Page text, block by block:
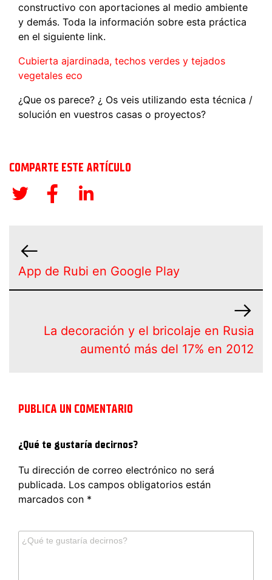
constructivo con aportaciones al medio ambiente
y demás. Toda la información sobre esta práctica
en el siguiente link.
Cubierta ajardinada, techos verdes y tejados
vegetales eco
¿Que os parece? ¿ Os veis utilizando esta técnica /
solución en vuestros casas o proyectos?
COMPARTE ESTE ARTÍCULO
App de Rubi en Google Play
La decoración y el bricolaje en Rusia
aumentó más del 17% en 2012
PUBLICA UN COMENTARIO
¿Qué te gustaría decirnos?
Tu dirección de correo electrónico no será
publicada. Los campos obligatorios están
marcados con *